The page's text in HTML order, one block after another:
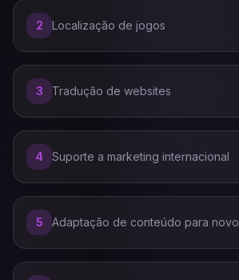
2 Localização de jogos
3 Tradução de websites
4 Suporte a marketing internacional
5 Adaptação de conteúdo para